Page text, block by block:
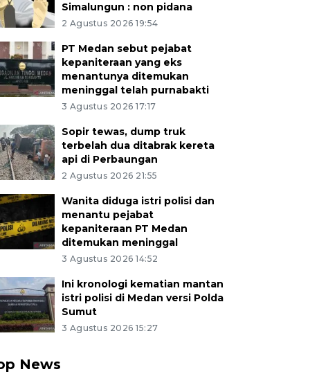
Simalungun : non pidana
2 Agustus 2026 19:54
PT Medan sebut pejabat
kepaniteraan yang eks
menantunya ditemukan
meninggal telah purnabakti
3 Agustus 2026 17:17
Sopir tewas, dump truk
terbelah dua ditabrak kereta
api di Perbaungan
2 Agustus 2026 21:55
Wanita diduga istri polisi dan
menantu pejabat
kepaniteraan PT Medan
ditemukan meninggal
3 Agustus 2026 14:52
Ini kronologi kematian mantan
istri polisi di Medan versi Polda
Sumut
3 Agustus 2026 15:27
News